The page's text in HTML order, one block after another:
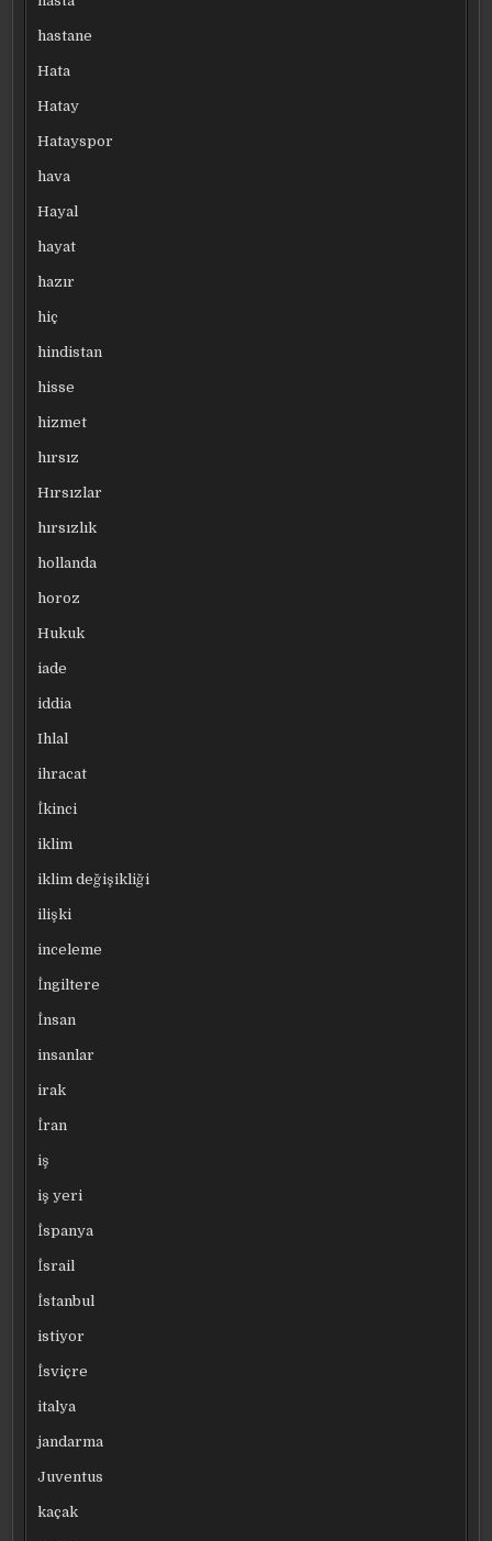
hastane
Hata
Hatay
Hatayspor
hava
Hayal
hayat
hazır
hiç
hindistan
hisse
hizmet
hırsız
Hırsızlar
hırsızlık
hollanda
horoz
Hukuk
iade
iddia
Ihlal
ihracat
İkinci
iklim
iklim değişikliği
ilişki
inceleme
İngiltere
İnsan
insanlar
irak
İran
iş
iş yeri
İspanya
İsrail
İstanbul
istiyor
İsviçre
italya
jandarma
Juventus
kaçak